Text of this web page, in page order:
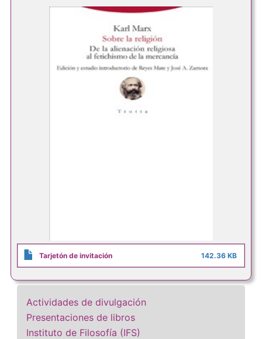
Tarjetón de invitación 142.36 KB
Actividades de divulgación
Presentaciones de libros
Instituto de Filosofía (IFS)